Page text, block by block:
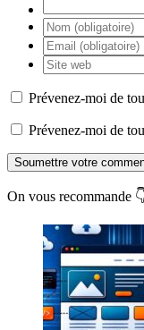
Prévenez-moi de
Prévenez-moi de
Soumettre votre
On vous recommande